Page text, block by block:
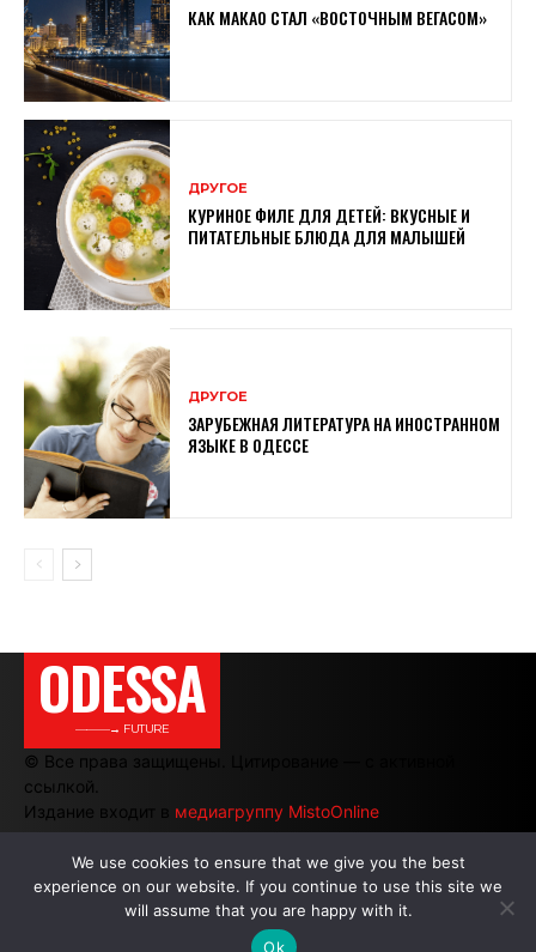
КАК МАКАО СТАЛ «ВОСТОЧНЫМ ВЕГАСОМ»
ДРУГОЕ
КУРИНОЕ ФИЛЕ ДЛЯ ДЕТЕЙ: ВКУСНЫЕ И
ПИТАТЕЛЬНЫЕ БЛЮДА ДЛЯ МАЛЫШЕЙ
ДРУГОЕ
ЗАРУБЕЖНАЯ ЛИТЕРАТУРА НА ИНОСТРАННОМ
ЯЗЫКЕ В ОДЕССЕ
ODESSA
———→ FUTURE
© Все права защищены. Цитирование — с активной
ссылкой.
Издание входит в медиагруппу MistoOnline
АВТОРЫ | РЕКЛАМА НА САЙТЕ
We use cookies to ensure that we give you the best
experience on our website. If you continue to use this site we
will assume that you are happy with it.
Ok